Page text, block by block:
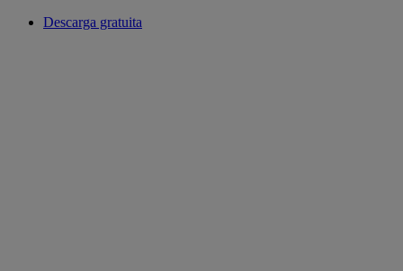
Descarga gratuita